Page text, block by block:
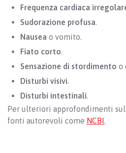
Frequenza cardiaca
Sudorazione profusa.
Nausea o vomito.
Fiato corto.
Sensazione di stordimento o
Disturbi visivi.
Disturbi intestinali.
Per ulteriori approfondimenti
fonti autorevoli come NCBI.